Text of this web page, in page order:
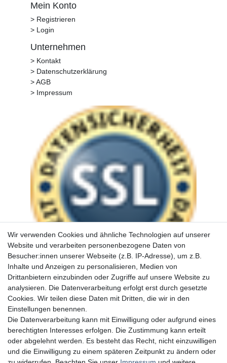
Mein Konto
> Registrieren
> Login
Unternehmen
> Kontakt
> Datenschutzerklärung
> AGB
> Impressum
Wir verwenden Cookies und ähnliche Technologien auf unserer
Website und verarbeiten personenbezogene Daten von
Besucher:innen unserer Webseite (z.B. IP-Adresse), um z.B.
Inhalte und Anzeigen zu personalisieren, Medien von
Drittanbietern einzubinden oder Zugriffe auf unsere Website zu
analysieren. Die Datenverarbeitung erfolgt erst durch gesetzte
Cookies. Wir teilen diese Daten mit Dritten, die wir in den
Einstellungen benennen.
Die Datenverarbeitung kann mit Einwilligung oder aufgrund eines
berechtigten Interesses erfolgen. Die Zustimmung kann erteilt
oder abgelehnt werden. Es besteht das Recht, nicht einzuwilligen
und die Einwilligung zu einem späteren Zeitpunkt zu ändern oder